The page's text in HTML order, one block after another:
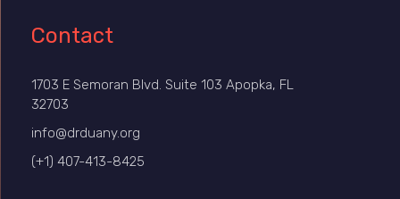
Contact
1703 E Semoran Blvd. Suite 103 Apopka, FL
32703
info@drduany.org
(+1) 407-413-8425